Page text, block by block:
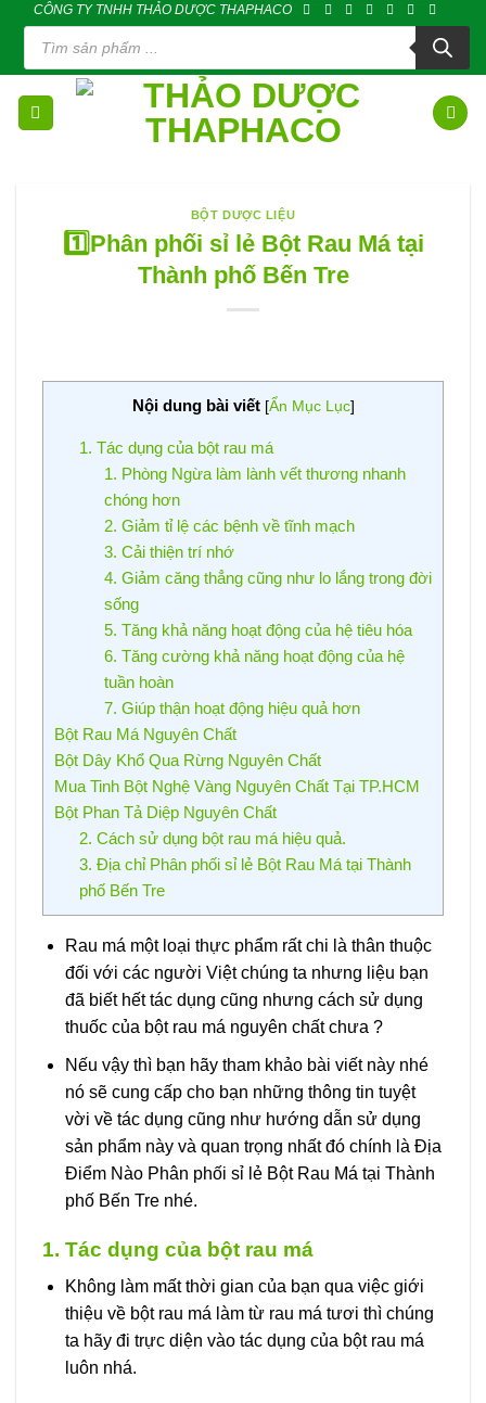
content
CÔNG TY TNHH THẢO DƯỢC THAPHACO
Tìm
kiếm
phẩm
BỘT DƯỢC LIỆU
1️⃣Phân phối sỉ lẻ Bột Rau Má tại
Thành phố Bến Tre
Nội dung bài viết [Ẩn Mục Lục]
1. Tác dụng của bột rau má
1. Phòng Ngừa làm lành vết thương nhanh
chóng hơn
2. Giảm tỉ lệ các bệnh về tĩnh mạch
3. Cải thiện trí nhớ
4. Giảm căng thẳng cũng như lo lắng trong đời
sống
5. Tăng khả năng hoạt động của hệ tiêu hóa
6. Tăng cường khả năng hoạt động của hệ
tuần hoàn
7. Giúp thận hoạt động hiệu quả hơn
Bột Rau Má Nguyên Chất
Bột Dây Khổ Qua Rừng Nguyên Chất
Mua Tinh Bột Nghệ Vàng Nguyên Chất Tại TP.HCM
Bột Phan Tả Diệp Nguyên Chất
2. Cách sử dụng bột rau má hiệu quả.
3. Địa chỉ Phân phối sỉ lẻ Bột Rau Má tại Thành
phố Bến Tre
Rau má một loại thực phẩm rất chi là thân thuộc
đối với các người Việt chúng ta nhưng liệu bạn
đã biết hết tác dụng cũng nhưng cách sử dụng
thuốc của bột rau má nguyên chất chưa ?
Nếu vậy thì bạn hãy tham khảo bài viết này nhé
nó sẽ cung cấp cho bạn những thông tin tuyệt
vời về tác dụng cũng như hướng dẫn sử dụng
sản phẩm này và quan trọng nhất đó chính là Địa
Điểm Nào Phân phối sỉ lẻ Bột Rau Má tại Thành
phố Bến Tre nhé.
1. Tác dụng của bột rau má
Không làm mất thời gian của bạn qua việc giới
thiệu về bột rau má làm từ rau má tươi thì chúng
ta hãy đi trực diện vào tác dụng của bột rau má
luôn nhá.